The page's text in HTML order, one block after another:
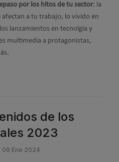
por los hitos de tu sector: la
a tu trabajo, lo vivido en
lanzamientos en tecnolgía y
multimedia a protagonistas,
de los
2023
09 Ene 2024